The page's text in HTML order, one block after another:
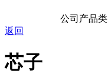
公司产品
返回
芯子